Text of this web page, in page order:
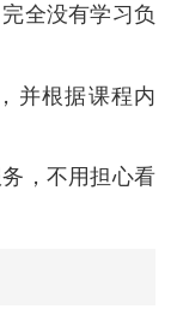
全没有学习负
并根据课程内
，不用担心看